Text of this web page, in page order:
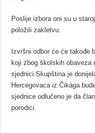
Poslije izbora oni su u
položili zakletvu.
Izvršni odbor će će takođe
koji zbog školskih obaveza
sjednici.Skupština je
Hercegovaca iz Čikaga
sjednice odlučeno je da
porodici.